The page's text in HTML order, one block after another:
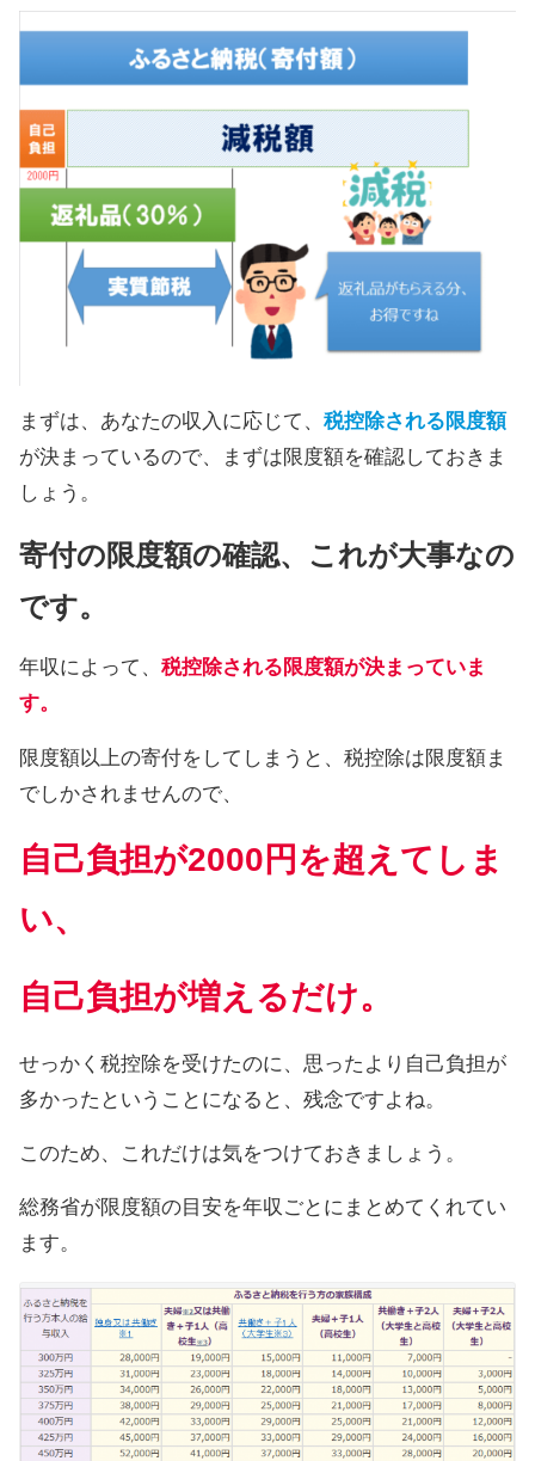
まずは、あなたの収入に応じて、 税控除される限度額
が決まっているので、まずは限度額を確認しておきま
しょう。
寄付の限度額の確認、これが大事なの
です。
年収によって、 税控除される限度額が決まっていま
す。
限度額以上の寄付をしてしまうと、税控除は限度額ま
でしかされませんので、
自己負担が2000円を超えてしま
い、
自己負担が増えるだけ。
せっかく税控除を受けたのに、思ったより自己負担が
多かったということになると、残念ですよね。
このため、これだけは気をつけておきましょう。
総務省が限度額の目安を年収ごとにまとめてくれてい
ます。